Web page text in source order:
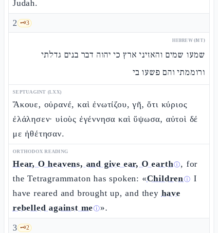
Judah.
2 🗝️3
HEBREW (MT)
שמעו שמים והאזיני ארץ כי יהוה דבר בנים גדלתי
ורוממתי והם פשעו בי
SEPTUAGINT (LXX)
Ἄκουε, οὐρανέ, καὶ ἐνωτίζου, γῆ, ὅτι κύριος
ἐλάλησεν· υἱοὺς ἐγέννησα καὶ ὕψωσα, αὐτοὶ δέ
με ἠθέτησαν.
ORTHODOX READING
Hear, O heavens, and give ear, O earthⓘ, for
the Tetragrammaton has spoken: «Childrenⓘ I
have reared and brought up, and they have
rebelled against meⓘ».
3 🗝️2